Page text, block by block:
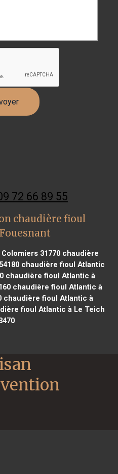
72 66 89 55
chaudière fioul
31770 chaudière
chaudière fioul Atlantic
chaudière fioul Atlantic à
chaudière fioul Atlantic à
chaudière fioul Atlantic à
fioul Atlantic à Le Teich